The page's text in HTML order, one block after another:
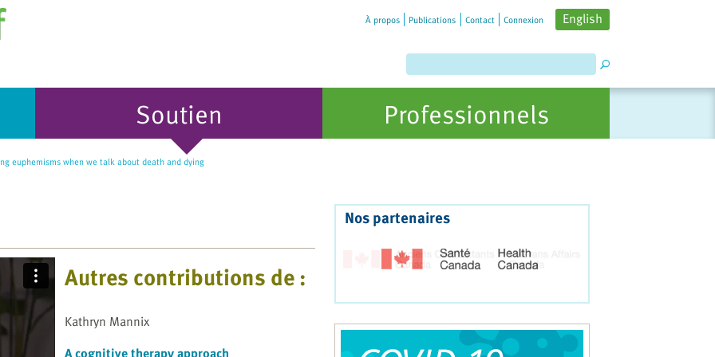
À propos Publications Contact Connexion English
Soutien Professionnels
euphemisms when we talk about death and dying
Autres contributions de :
Kathryn Mannix
Nos partenaires